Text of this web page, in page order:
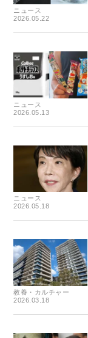
ニュース
2026.05.22
ニュース
2026.05.13
ニュース
2026.05.18
教養・カルチャー
2026.03.18